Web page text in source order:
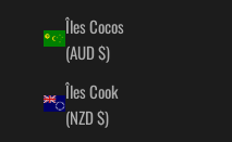
Îles Cocos
(AUD $)
Îles Cook
(NZD $)